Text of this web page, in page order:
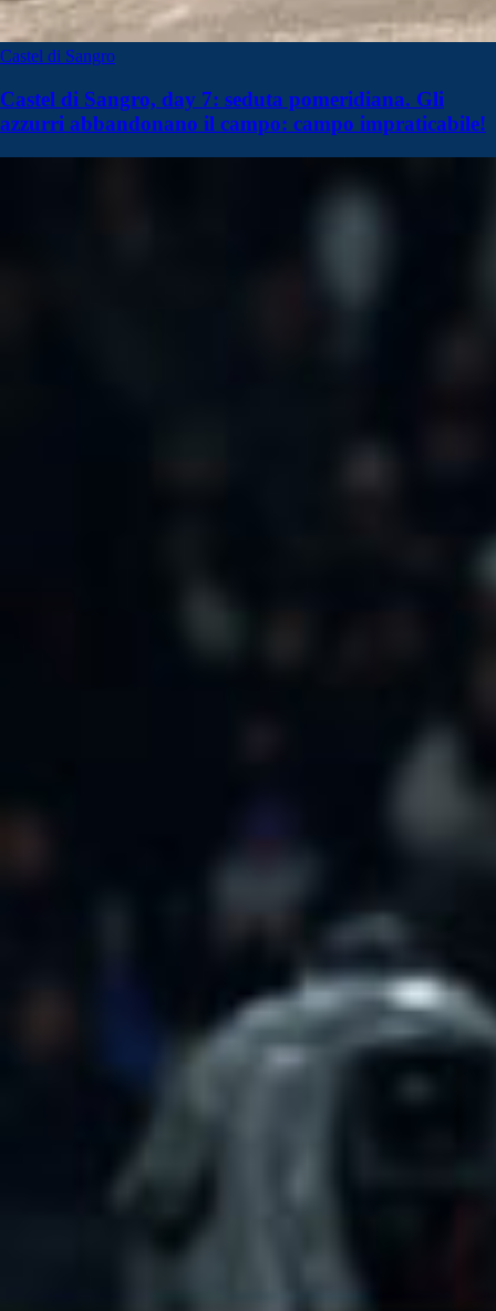
Castel di Sangro
Castel di Sangro, day 7: seduta pomeridiana. Gli
azzurri abbandonano il campo: campo impraticabile!